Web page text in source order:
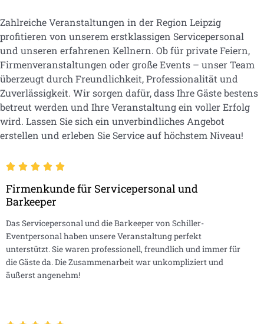
Zahlreiche Veranstaltungen in der Region Leipzig
profitieren von unserem erstklassigen Servicepersonal
und unseren erfahrenen Kellnern. Ob für private Feiern,
Firmenveranstaltungen oder große Events – unser Team
überzeugt durch Freundlichkeit, Professionalität und
Zuverlässigkeit. Wir sorgen dafür, dass Ihre Gäste bestens
betreut werden und Ihre Veranstaltung ein voller Erfolg
wird. Lassen Sie sich ein unverbindliches Angebot
erstellen und erleben Sie Service auf höchstem Niveau!
Firmenkunde für Servicepersonal und
Barkeeper
Das Servicepersonal und die Barkeeper von Schiller-
Eventpersonal haben unsere Veranstaltung perfekt
unterstützt. Sie waren professionell, freundlich und immer für
die Gäste da. Die Zusammenarbeit war unkompliziert und
äußerst angenehm!